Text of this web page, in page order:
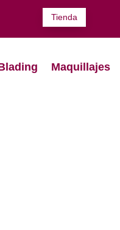
Tienda
Maquillajes